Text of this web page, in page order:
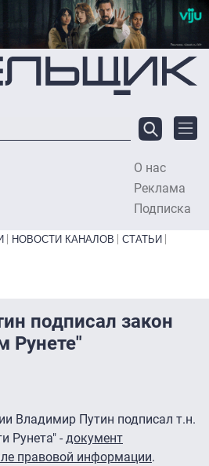
О нас
Реклама
Подписка
НОВОСТИ КАНАЛОВ
СТАТЬИ
подписал закон
Рунете"
Владимир Путин подписал т.н.
Рунета" - документ
правовой информации.